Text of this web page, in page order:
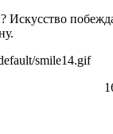
Искусство
smile14.gif